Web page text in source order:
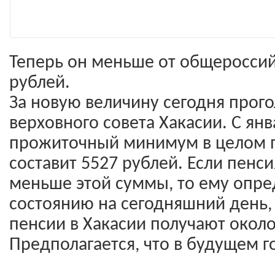
Теперь он меньше от
рублей.
За новую величину сегодня
верховного совета Хакасии. С
прожиточный минимум в целом
составит 5527 рублей. Если
меньше этой суммы, то ему
состоянию на сегодняшний
пенсии в Хакасии получают
Предполагается, что в будущем